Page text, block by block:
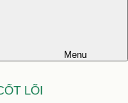
Menu
LÕI